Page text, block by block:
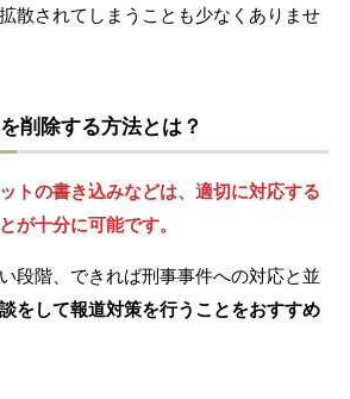
散されてしまうことも少なくありませ
削除する方法とは？
トの書き込みなどは、適切に対応する
が十分に可能です。
段階、できれば刑事事件への対応と並
をして報道対策を行うことをおすすめ